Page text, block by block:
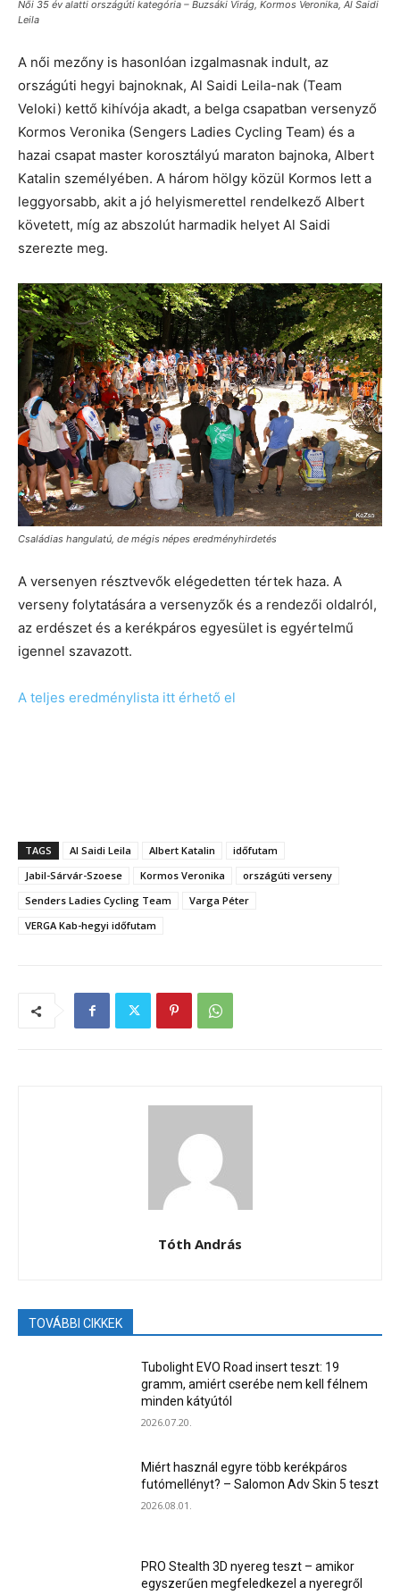
Női 35 év alatti országúti kategória – Buzsáki Virág, Kormos Veronika, Al Saidi
Leila
A női mezőny is hasonlóan izgalmasnak indult, az
országúti hegyi bajnoknak, Al Saidi Leila-nak (Team
Veloki) kettő kihívója akadt, a belga csapatban versenyző
Kormos Veronika (Sengers Ladies Cycling Team) és a
hazai csapat master korosztályú maraton bajnoka, Albert
Katalin személyében. A három hölgy közül Kormos lett a
leggyorsabb, akit a jó helyismerettel rendelkező Albert
követett, míg az abszolút harmadik helyet Al Saidi
szerezte meg.
Családias hangulatú, de mégis népes eredményhirdetés
A versenyen résztvevők elégedetten tértek haza. A
verseny folytatására a versenyzők és a rendezői oldalról,
az erdészet és a kerékpáros egyesület is egyértelmű
igennel szavazott.
A teljes eredménylista itt érhető el
TAGS Al Saidi Leila Albert Katalin
időfutam
Jabil-Sárvár-Szoese
Kormos Veronika
országúti verseny
Senders Ladies Cycling Team
Varga Péter
VERGA Kab-hegyi időfutam
Tóth András
TOVÁBBI CIKKEK
Tubolight EVO Road insert teszt: 19
gramm, amiért cserébe nem kell félnem
minden kátyútól
2026.07.20.
Miért használ egyre több kerékpáros
futómellényt? – Salomon Adv Skin 5 teszt
2026.08.01.
PRO Stealth 3D nyereg teszt – amikor
egyszerűen megfeledkezel a nyeregről